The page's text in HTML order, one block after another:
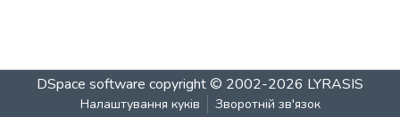
DSpace software copyright © 2002-2026 LYRASIS
Налаштування куків Зворотній зв'язок